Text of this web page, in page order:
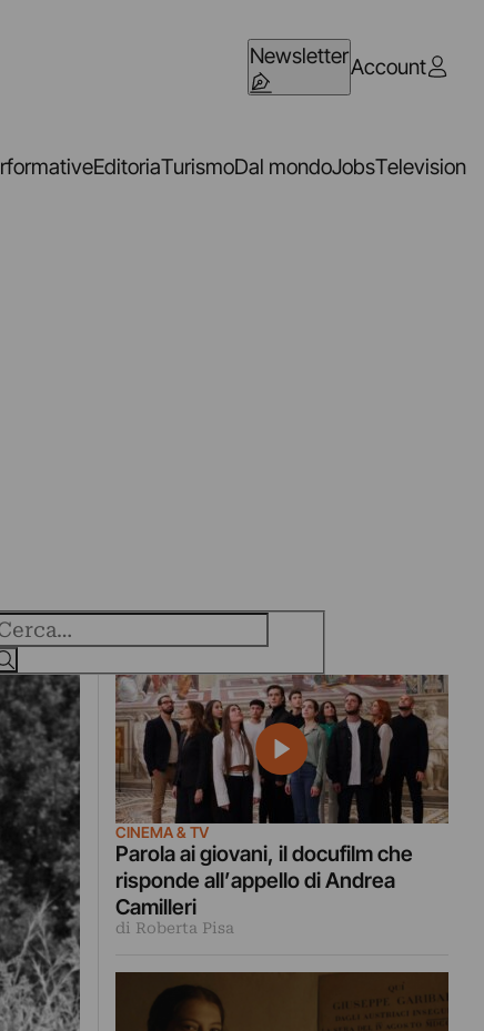
NewsletterAccount
EditoriaTurismoDal mondoJobsTelevision
Cerca
CINEMA & TV
Parola ai giovani, il docufilm che
risponde all’appello di Andrea
Camilleri
di Roberta Pisa